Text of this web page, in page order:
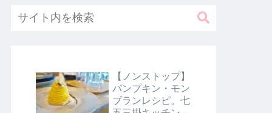
【ノンストップ】
パンプキン・モン
ブランレシピ。七